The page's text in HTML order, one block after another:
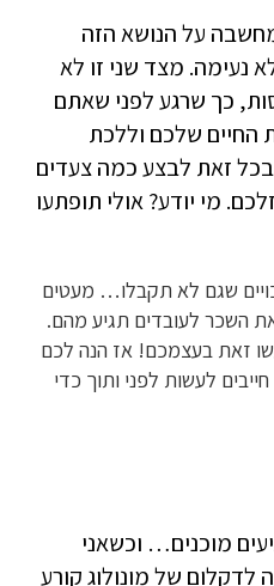
על הנושא הזה
נעימה. מצד שני זו לא
כך שרגע לפני שאתם
החיים שלכם וללכת
זאת לבצע כמה צעדים
מי יודע? אולי תופתעו
שגם לא תקבלו… מעטים
השכר לעובדים תגיע מהם.
זאת בעצמכם! אז הנה לכם
לעשות לפני ותוך כדי
מוכנים… וכשאני
לדקלום של מונולוג קורע